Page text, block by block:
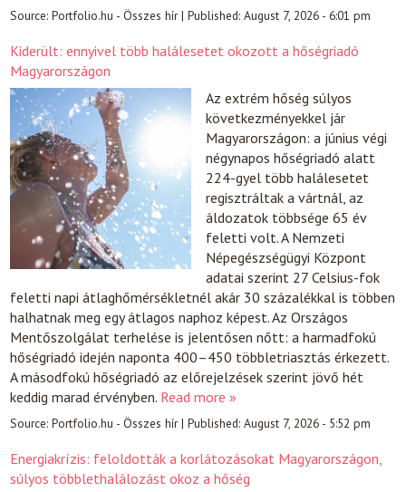
Source:Portfolio.hu - Összes hír|Published:August 7, 2026 - 6:01 pm
Kiderült: ennyivel több halálesetet okozott a hőségriadó
Magyarországon
Az extrém hőség súlyos
következményekkel jár
Magyarországon: a június végi
négynapos hőségriadó alatt
224-gyel több halálesetet
regisztráltak a vártnál, az
áldozatok többsége 65 év
feletti volt. A Nemzeti
Népegészségügyi Központ
adatai szerint 27 Celsius-fok
feletti napi átlaghőmérsékletnél akár 30 százalékkal is többen
halhatnak meg egy átlagos naphoz képest. Az Országos
Mentőszolgálat terhelése is jelentősen nőtt: a harmadfokú
hőségriadó idején naponta 400–450 többletriasztás érkezett.
A másodfokú hőségriadó az előrejelzések szerint jövő hét
keddig marad érvényben. Read more »
Source:Portfolio.hu - Összes hír|Published:August 7, 2026 - 5:52 pm
Energiakrízis: feloldották a korlátozásokat Magyarországon,
súlyos többlethalálozást okoz a hőség